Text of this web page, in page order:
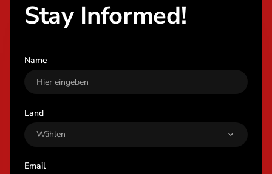
Stay Informed!
Name
Land
Email